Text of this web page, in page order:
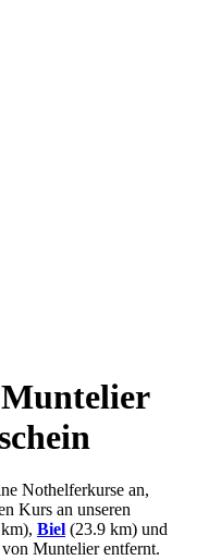
Nothelferkurse an,
Kurs an unseren
Biel (23.9 km) und
Muntelier entfernt.